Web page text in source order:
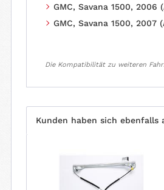
GMC, Savana 1500, 2006
GMC, Savana 1500, 2007
Die Kompatibilität zu weiteren
Kunden haben sich ebenfalls